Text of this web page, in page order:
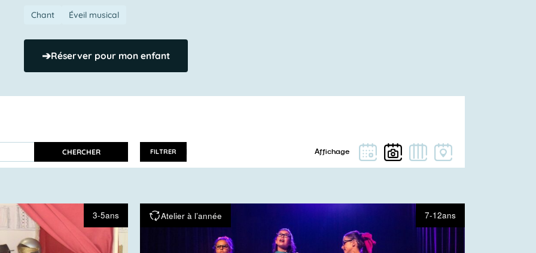
Chant Éveil musical
➔Réserver pour mon enfant
CHERCHER FILTRER
3-5ans Atelier à l’année 7-12ans